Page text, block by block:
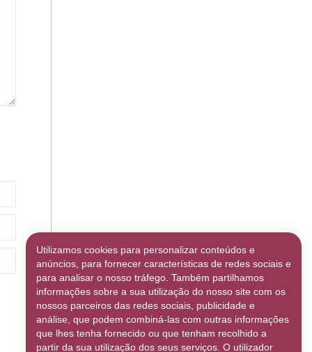
Utilizamos cookies para personalizar conteúdos e
anúncios, para fornecer características de redes sociais e
para analisar o nosso tráfego. Também partilhamos
informações sobre a sua utilização do nosso site com os
nossos parceiros das redes sociais, publicidade e
análise, que podem combiná-las com outras informações
que lhes tenha fornecido ou que tenham recolhido a
partir da sua utilização dos seus serviços. O utilizador